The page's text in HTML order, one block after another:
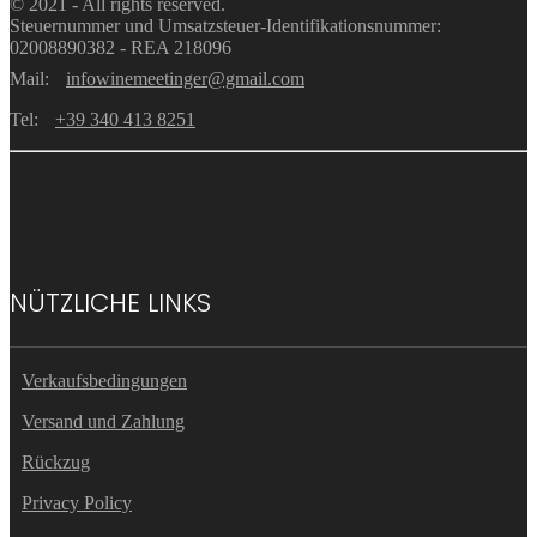
Steuernummer und Umsatzsteuer-Identifikationsnummer:
02008890382 - REA 218096
Mail:
infowinemeetinger@gmail.com
Tel:
+39 340 413 8251
NÜTZLICHE LINKS
Verkaufsbedingungen
Versand und Zahlung
Rückzug
Privacy Policy